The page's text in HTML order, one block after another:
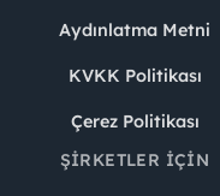
Aydınlatma Metni
KVKK Politikası
Çerez Politikası
ŞIRKETLER İÇIN